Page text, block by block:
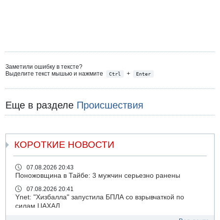
Заметили ошибку в тексте?
Выделите текст мышью и нажмите
Ctrl + Enter
Еще в разделе Происшествия
КОРОТКИЕ НОВОСТИ
07.08.2026 20:43
Поножовщина в Тайбе: 3 мужчин серьезно ранены
07.08.2026 20:41
Ynet: "Хизбалла" запустила БПЛА со взрывчаткой по
силам ЦАХАЛ